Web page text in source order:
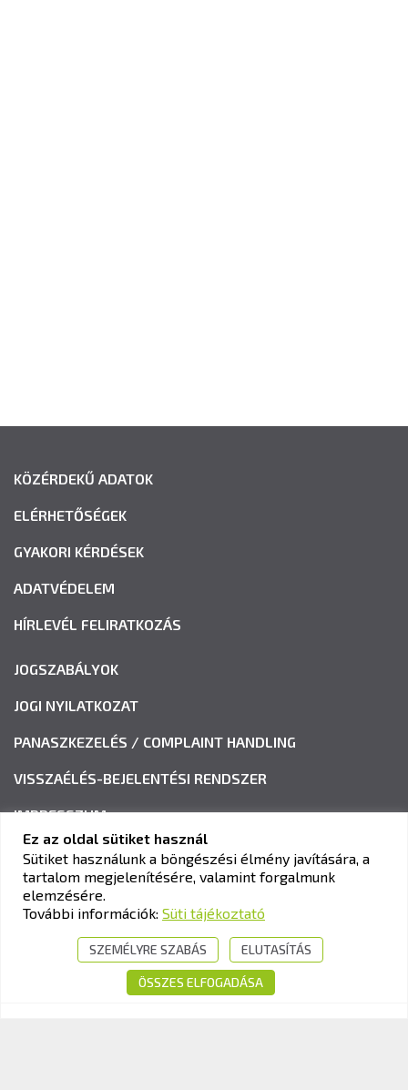
KÖZÉRDEKŰ ADATOK
ELÉRHETŐSÉGEK
GYAKORI KÉRDÉSEK
ADATVÉDELEM
HÍRLEVÉL FELIRATKOZÁS
JOGSZABÁLYOK
JOGI NYILATKOZAT
PANASZKEZELÉS / COMPLAINT HANDLING
VISSZAÉLÉS-BEJELENTÉSI RENDSZER
IMPRESSZUM
KAV KÖZLEKEDÉSI ALKALMASSÁGI ÉS VIZSGAKÖZPONT
Cím:1033 Budapest, Polgár utca 8-10.
+36-1-510-0101
info@kavk.hu
Ez az oldal sütiket használ
Sütiket használunk a böngészési élmény javítására, a
tartalom megjelenítésére, valamint forgalmunk
elemzésére.
További információk: Süti tájékoztató
SZEMÉLYRE SZABÁS ELUTASÍTÁS
ÖSSZES ELFOGADÁSA